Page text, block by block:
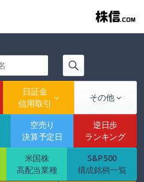
日証金
信用取引
その他
空売り
決算予定日
逆日歩
ランキング
米国株
高配当業種
S&P500
構成銘柄一覧